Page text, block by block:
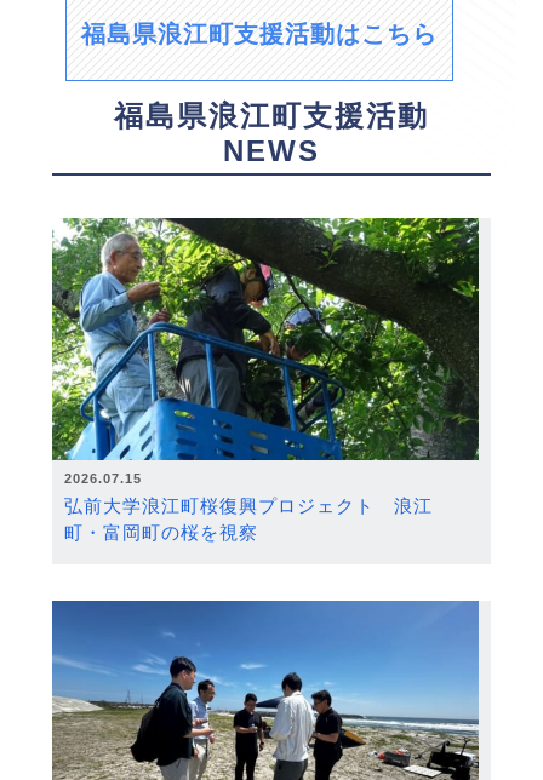
福島県浪江町支援活動はこちら
福島県浪江町支援活動
NEWS
2026.07.15
弘前大学浪江町桜復興プロジェクト 浪江
町・富岡町の桜を視察